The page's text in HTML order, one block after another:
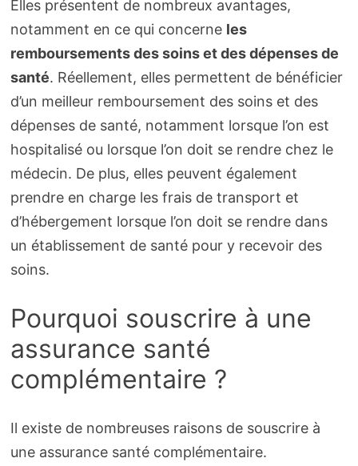
Elles présentent de nombreux avantages,
notamment en ce qui concerne les
remboursements des soins et des dépenses de
santé. Réellement, elles permettent de bénéficier
d’un meilleur remboursement des soins et des
dépenses de santé, notamment lorsque l’on est
hospitalisé ou lorsque l’on doit se rendre chez le
médecin. De plus, elles peuvent également
prendre en charge les frais de transport et
d’hébergement lorsque l’on doit se rendre dans
un établissement de santé pour y recevoir des
soins.
Pourquoi souscrire à une
assurance santé
complémentaire ?
Il existe de nombreuses raisons de souscrire à
une assurance santé complémentaire.